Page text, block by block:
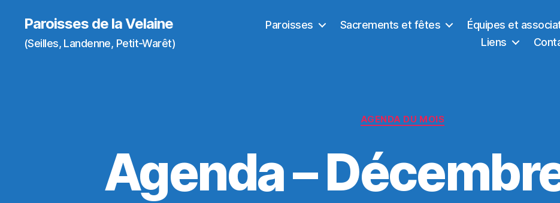
Paroisses de la Velaine
(Seilles, Landenne, Petit-Warêt)
Paroisses Sacrements et fêtes Équipes et
Liens
Catégories
AGENDA DU MOIS
Agenda –